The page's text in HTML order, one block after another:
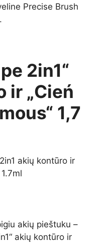
Precise Brush
2in1“
ir „Cień
1,7
akių pieštuku –
akių kontūro ir